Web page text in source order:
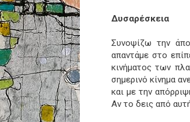
Δυσαρέσκεια
Συνοψίζω την
απαντάμε στο
κινήματος των
σημερινό κίνημα
και με την
Αν το δεις από